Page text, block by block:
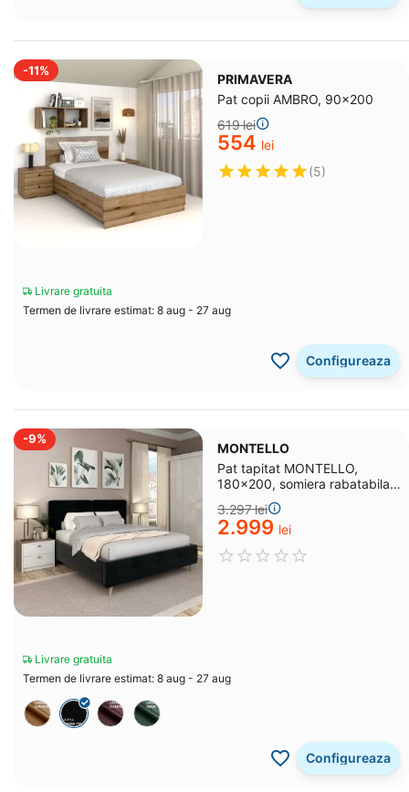
-11%
PRIMAVERA
Pat copii AMBRO, 90x200
‍619‍lei
‍554‍ lei
(5)
Livrare gratuita
Termen de livrare estimat: 8 aug - 27 aug
Configureaza
-9%
MONTELLO
Pat tapitat MONTELLO,
180x200, somiera rabatabila,
catifea Neagra
3.297lei
2.999 lei
Livrare gratuita
Termen de livrare estimat: 8 aug - 27 aug
Configureaza